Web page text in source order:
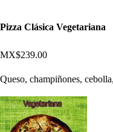
Pizza Clásica Vegetariana
MX$239.00
Queso, champiñones,